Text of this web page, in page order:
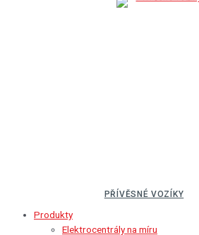
PŘÍVĚSNÉ VOZÍKY
Produkty
Elektrocentrály na míru